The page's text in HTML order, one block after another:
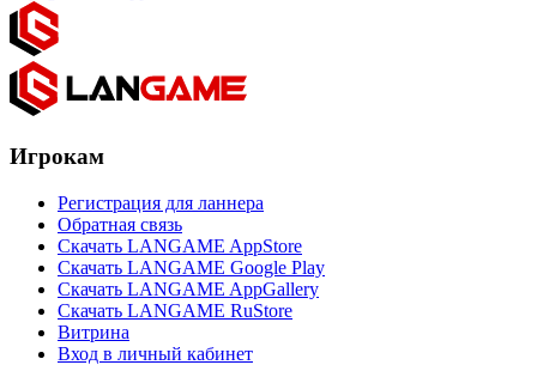
Игрокам
Регистрация для ланнера
Обратная связь
Скачать LANGAME AppStore
Скачать LANGAME Google Play
Скачать LANGAME AppGallery
Скачать LANGAME RuStore
Витрина
Вход в личный кабинет